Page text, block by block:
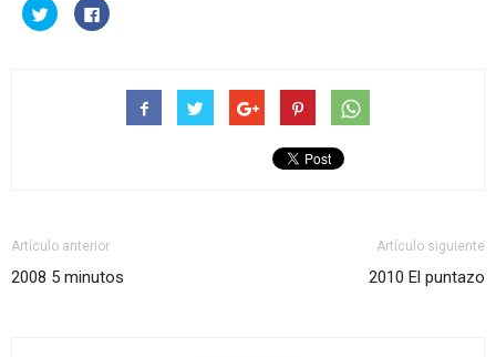
Haz
clic
Haz
clic
Artículo anterior
2008 5 minutos
Artículo siguiente
2010 El puntazo